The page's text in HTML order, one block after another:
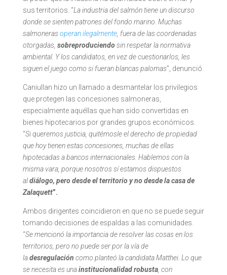
sus territorios. “La industria del salmón tiene un discurso
donde se sienten patrones del fondo marino. Muchas
salmonerasoperan ilegalmente, fuera de las coordenadas
otorgadas, sobreproduciendosin respetar la normativa
ambiental. Y los candidatos, en vez de cuestionarlos, les
siguen el juego como si fueran blancas palomas”, denunció.
Caniullan hizo un llamado a desmantelar los privilegios
que protegen las concesiones salmoneras,
especialmente aquéllas que han sido convertidas en
bienes hipotecarios por grandes grupos económicos.
“Si queremos justicia, quitémosle el derecho de propiedad
que hoy tienen estas concesiones, muchas de ellas
hipotecadas a bancos internacionales. Hablemos con la
misma vara, porque nosotros sí estamos dispuestos
aldiálogo, pero desde el territorio y no desde la casa de
Zalaquett”.
Ambos dirigentes coincidieron en que no se puede seguir
tomando decisiones de espaldas a las comunidades.
“Se mencionó la importancia de resolver las cosas en los
territorios, pero no puede ser por la vía de
ladesregulación como planteó la candidata Matthei. Lo que
se necesita es unainstitucionalidad robusta, con